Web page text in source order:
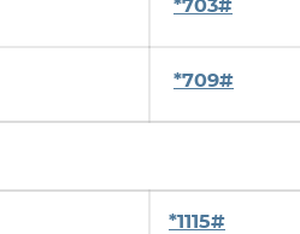
*703#
*709#
*1115#